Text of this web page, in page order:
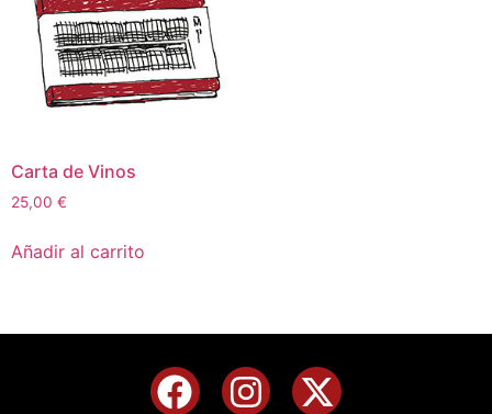
Carta de Vinos
25,00 €
Añadir al carrito